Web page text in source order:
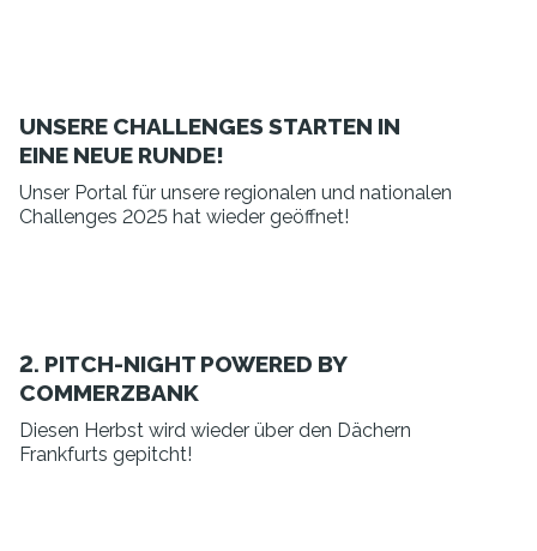
UNSERE CHALLENGES STARTEN IN
EINE NEUE RUNDE!
Unser Portal für unsere regionalen und nationalen
Challenges 2025 hat wieder geöffnet!
2. PITCH-NIGHT POWERED BY
COMMERZBANK
Diesen Herbst wird wieder über den Dächern
Frankfurts gepitcht!